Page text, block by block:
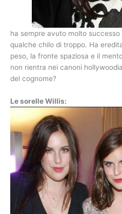
ha sempre avuto molto
qualche chilo di troppo. Ha
peso, la fronte spaziosa e il
non rientra nei canoni
del cognome?
Le sorelle Willis: